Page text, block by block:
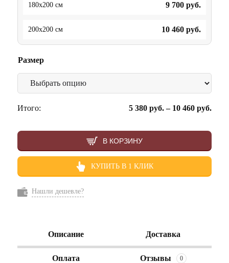
180x200 см 9 700 руб.
200x200 см 10 460 руб.
Размер
Итого: 5 380 руб.– 10 460 руб.
В КОРЗИНУ
КУПИТЬ В 1 КЛИК
Нашли дешевле?
Описание Доставка
Оплата Отзывы 0